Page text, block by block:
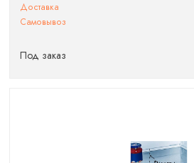
Доставка
Самовывоз
Под заказ